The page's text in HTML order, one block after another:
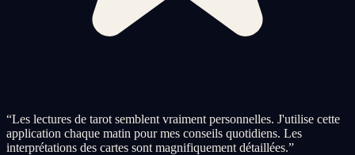
“Les lectures de tarot semblent vraiment personnelles. J'utilise cette
application chaque matin pour mes conseils quotidiens. Les
interprétations des cartes sont magnifiquement détaillées.”